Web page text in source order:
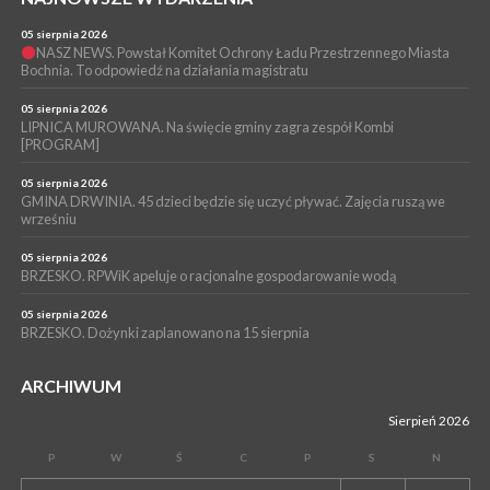
WYDARZENIA
03 sierpnia 2026
unieważnienia uchwały o nieudzieleniu absolutorium dla
Magdaleny Łacnej [WIDEO]
05 sierpnia 2026
NASZ NEWS. Powstał Komitet Ochrony Ładu Przestrzennego Miasta
Bochnia. To odpowiedź na działania magistratu
05 sierpnia 2026
LIPNICA MUROWANA. Na święcie gminy zagra zespół Kombi
[PROGRAM]
05 sierpnia 2026
GMINA DRWINIA. 45 dzieci będzie się uczyć pływać. Zajęcia ruszą we
wrześniu
05 sierpnia 2026
BRZESKO. RPWiK apeluje o racjonalne gospodarowanie wodą
05 sierpnia 2026
BRZESKO. Dożynki zaplanowano na 15 sierpnia
ARCHIWUM
Sierpień 2026
P W Ś C P S N